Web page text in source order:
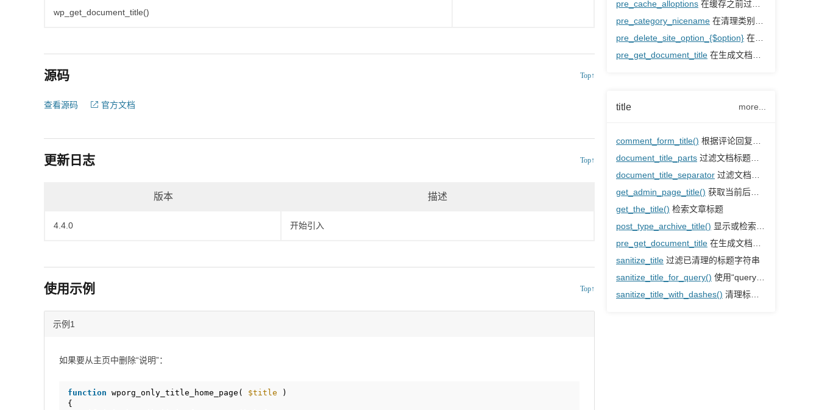
pre_cache_alloptions 在缓存之前过滤所有选项
pre_category_nicename 在清理类别nicename之前对其进行过滤
pre_delete_site_option_{$option} 在删除特定网络选项之前立即触发
pre_get_document_title 在生成文档标题之前过滤文档标题
title more...
comment_form_title() 根据评论回复状态显示文本
document_title_parts 过滤文档标题的部分
document_title_separator 过滤文档标题的分隔符
get_admin_page_title() 获取当前后台管理页面的标题
get_the_title() 检索文章标题
post_type_archive_title() 显示或检索文章类型存档的标题
pre_get_document_title 在生成文档标题之前过滤文档标题
sanitize_title 过滤已清理的标题字符串
sanitize_title_for_query() 使用“query”上下文清理标题
sanitize_title_with_dashes() 清理标题，用破折号替换空格和其他几个字符
wp_get_document_title()
源码 Top↑
查看源码 官方文档
更新日志 Top↑
版本 描述
4.4.0 开始引入
使用示例 Top↑
示例1
如果要从主页中删除“说明”：
function wporg_only_title_home_page( $title
)
{